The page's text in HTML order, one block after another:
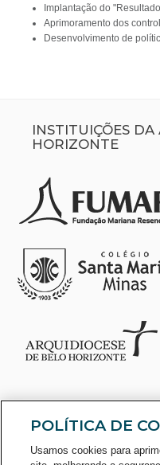
Implantação do
Aprimoramento dos
Desenvolvimento de
INSTITUIÇÕES
HORIZONTE
POLÍTICA DE
Usamos cookies para